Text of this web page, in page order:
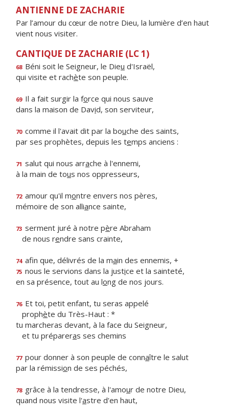
ANTIENNE DE ZACHARIE
Par l’amour du cœur de notre Dieu, la lumière d’en haut
vient nous visiter.
CANTIQUE DE ZACHARIE (LC 1)
68 Béni soit le Seigneur, le Dieu d'Israël,
qui visite et rachète son peuple.
69 Il a fait surgir la force qui nous sauve
dans la maison de David, son serviteur,
70 comme il l'avait dit par la bouche des saints,
par ses prophètes, depuis les temps anciens :
71 salut qui nous arrache à l'ennemi,
à la main de tous nos oppresseurs,
72 amour qu'il montre envers nos pères,
mémoire de son alliance sainte,
73 serment juré à notre père Abraham
de nous rendre sans crainte,
74 afin que, délivrés de la main des ennemis, +
75 nous le servions dans la justice et la sainteté,
en sa présence, tout au long de nos jours.
76 Et toi, petit enfant, tu seras appelé
prophète du Très-Haut : *
tu marcheras devant, à la face du Seigneur,
et tu prépareras ses chemins
77 pour donner à son peuple de connaître le salut
par la rémission de ses péchés,
78 grâce à la tendresse, à l'amour de notre Dieu,
quand nous visite l'astre d'en haut,